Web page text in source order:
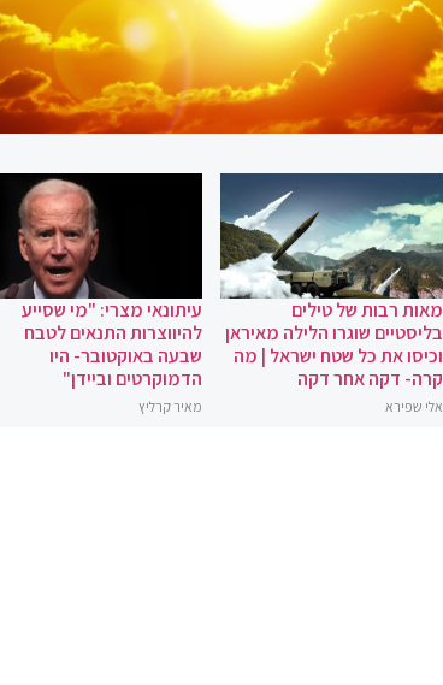
מאות רבות של טילים
בליסטיים שוגרו הלילה מאיראן
וכיסו את כל שטח ישראל | מה
קרה- דקה אחר דקה
אלי שפירא
עיתונאי מצרי: "מי שסייע
להיווצרות התנאים לטבח
שבעה באוקטובר- היו
הדמוקרטים וביידן"
מאיר קרליץ